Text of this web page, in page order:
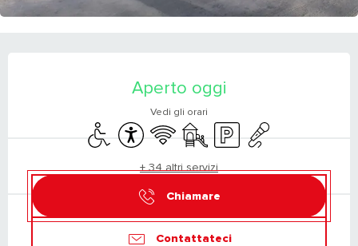
Aperto oggi
Vedi gli orari
Accesso per i disabili
Accessibilità
Wi-Fi Giochi per bambini / Area giochi
ParcheggioAnimazione
+ 34 altri servizi
Chiamare
Contattateci